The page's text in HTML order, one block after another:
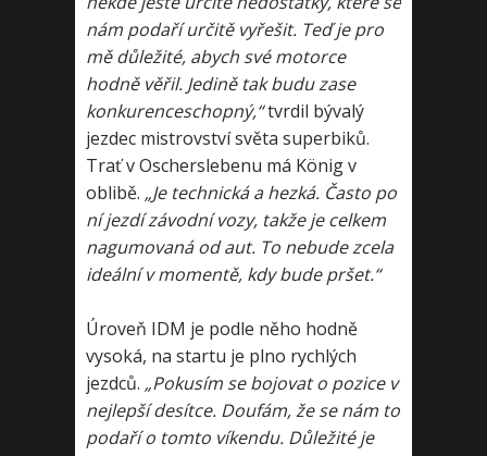
nám podaří určitě vyřešit. Teď je pro
mě důležité, abych své motorce
hodně věřil. Jedině tak budu zase
konkurenceschopný,“tvrdil bývalý
jezdec mistrovství světa superbiků.
Trať v Oscherslebenu má König v
oblibě. „Je technická a hezká. Často po
ní jezdí závodní vozy, takže je celkem
nagumovaná od aut. To nebude zcela
ideální v momentě, kdy bude pršet.“
Úroveň IDM je podle něho hodně
vysoká, na startu je plno rychlých
jezdců. „Pokusím se bojovat o pozice v
nejlepší desítce. Doufám, že se nám to
podaří o tomto víkendu. Důležité je